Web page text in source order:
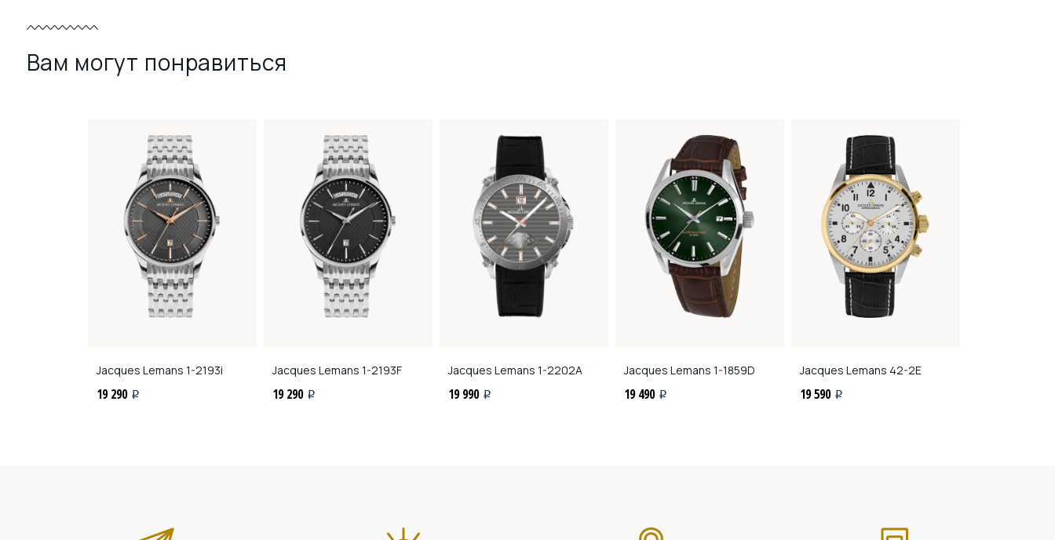
Вам могут понравиться
Jacques Lemans 1-2193i
19 290 i
Jacques Lemans 1-2193F
19 290 i
Jacques Lemans 1-2202A
19 990 i
Jacques Lemans 1-1859D
19 490 i
Jacques Lemans 42-2E
19 590 i